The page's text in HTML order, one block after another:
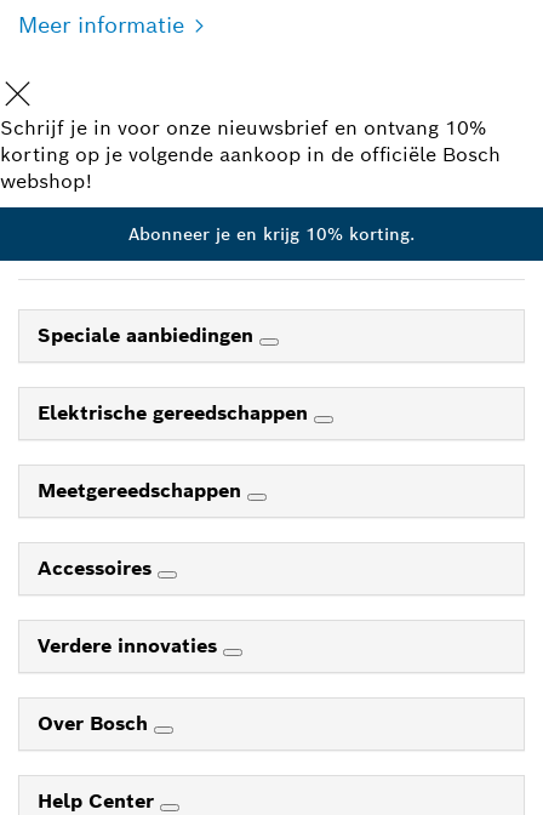
Meer informatie
Schrijf je in voor onze nieuwsbrief en ontvang 10%
korting op je volgende aankoop in de officiële Bosch
webshop!
Abonneer je en krijg 10% korting.
Speciale aanbiedingen
Elektrische gereedschappen
Meetgereedschappen
Accessoires
Verdere innovaties
Over Bosch
Help Center